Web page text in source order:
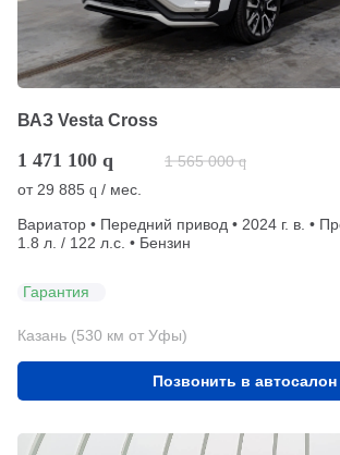
ВАЗ Vesta Cross
1 471 100 q 1 565 000 q
от 29 885 q / мес.
Вариатор • Передний привод • 2024 г. в. •
1.8 л. / 122 л.с. • Бензин
Гарантия
Казань (530 км от Уфы)
Позвонить в автосалон